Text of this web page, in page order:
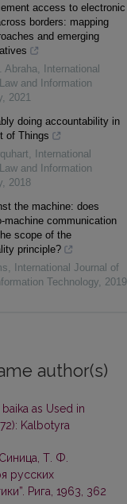
access to electronic
borders: mapping
and emerging
Abraha,
International
and Information
, 2021
doing accountability in
of Things
,
International
and Information
, 2018
the machine: does
machine communication
scope of the
principle?
,
International Journal of
Technology, 2019
author(s)
as Used in
Kalbotyra
Т. Ф.
русских
Рига, 1963, 362